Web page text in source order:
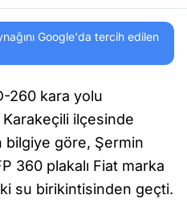
Google'da tercih edilen
260 kara yolu
Karakeçili ilçesinde
bilgiye göre, Şermin
360 plakalı Fiat marka
su birikintisinden geçti.